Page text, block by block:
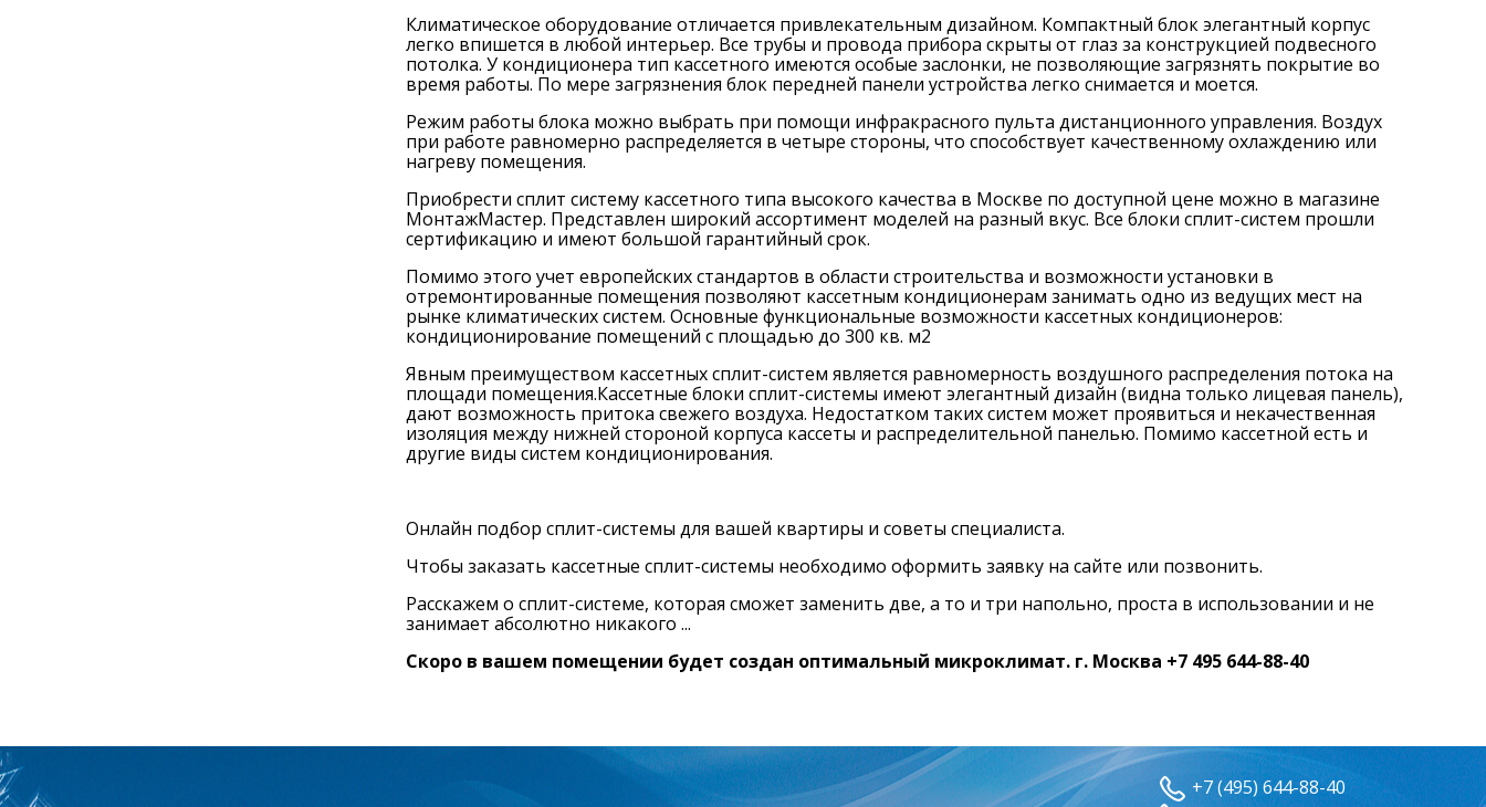
Климатическое оборудование отличается привлекательным дизайном. Компактный блок элегантный корпус
легко впишется в любой интерьер. Все трубы и провода прибора скрыты от глаз за конструкцией подвесного
потолка. У кондиционера тип кассетного имеются особые заслонки, не позволяющие загрязнять покрытие во
время работы. По мере загрязнения блок передней панели устройства легко снимается и моется.
Режим работы блока можно выбрать при помощи инфракрасного пульта дистанционного управления. Воздух
при работе равномерно распределяется в четыре стороны, что способствует качественному охлаждению или
нагреву помещения.
Приобрести сплит систему кассетного типа высокого качества в Москве по доступной цене можно в магазине
МонтажМастер. Представлен широкий ассортимент моделей на разный вкус. Все блоки сплит-систем прошли
сертификацию и имеют большой гарантийный срок.
Помимо этого учет европейских стандартов в области строительства и возможности установки в
отремонтированные помещения позволяют кассетным кондиционерам занимать одно из ведущих мест на
рынке климатических систем. Основные функциональные возможности кассетных кондиционеров:
кондиционирование помещений с площадью до 300 кв. м2
Явным преимуществом кассетных сплит-систем является равномерность воздушного распределения потока на
площади помещения.Кассетные блоки сплит-системы имеют элегантный дизайн (видна только лицевая панель),
дают возможность притока свежего воздуха. Недостатком таких систем может проявиться и некачественная
изоляция между нижней стороной корпуса кассеты и распределительной панелью. Помимо кассетной есть и
другие виды систем кондиционирования.
Онлайн подбор сплит-системы для вашей квартиры и советы специалиста.
Чтобы заказать кассетные сплит-системы необходимо оформить заявку на сайте или позвонить.
Расскажем о сплит-системе, которая сможет заменить две, а то и три напольно, проста в использовании и не
занимает абсолютно никакого ...
Скоро в вашем помещении будет создан оптимальный микроклимат. г. Москва +7 495 644-88-40
+7 (495) 644-88-40